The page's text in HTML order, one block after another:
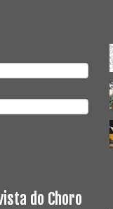
do Choro